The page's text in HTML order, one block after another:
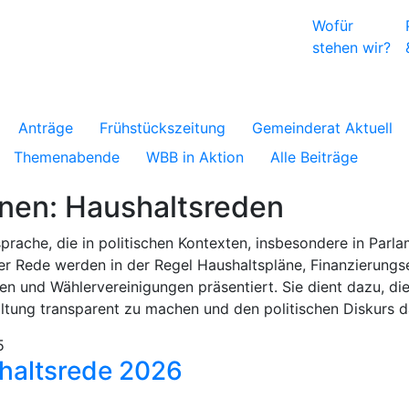
Wofür
stehen wir?
Anträge Frühstückszeitung
Gemeinderat Aktuell
Themenabende
WBB in Aktion Alle Beiträge
Haushaltsreden
die in politischen Kontexten, insbesondere in
Rede werden in der Regel Haushaltspläne,
und Wählervereinigungen präsentiert. Sie dient dazu,
transparent zu machen und den politischen Diskurs
2026